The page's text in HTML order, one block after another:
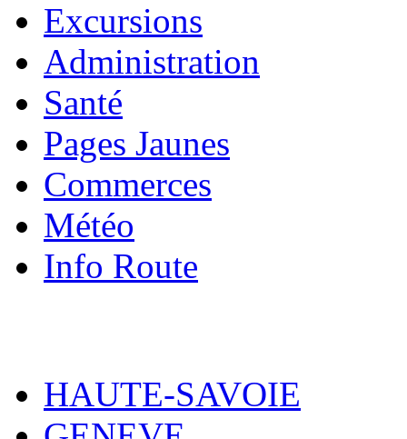
Excursions
Administration
Santé
Pages Jaunes
Commerces
Météo
Info Route
HAUTE-SAVOIE